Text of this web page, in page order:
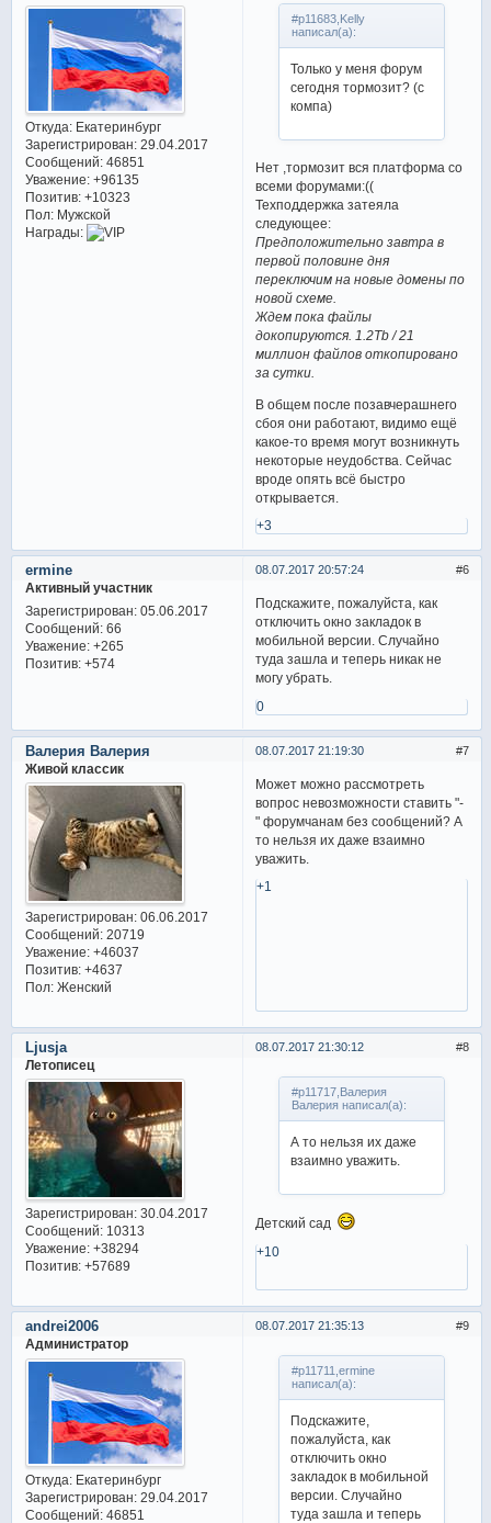
Откуда:Екатеринбург
Зарегистрирован: 29.04.2017
Сообщений:46851
Уважение: +96135
Позитив: +10323
Пол:Мужской
Награды:
#p11683,Kelly
написал(а):
Только у меня форум
сегодня тормозит? (с
компа)
Нет ,тормозит вся платформа со
всеми форумами:((
Техподдержка затеяла
следующее:
Предположительно завтра в
первой половине дня
переключим на новые домены по
новой схеме.
Ждем пока файлы
докопируются. 1.2Tb / 21
миллион файлов откопировано
за сутки.
В общем после позавчерашнего
сбоя они работают, видимо ещё
какое-то время могут возникнуть
некоторые неудобства. Сейчас
вроде опять всё быстро
открывается.
+3
6
08.07.2017 20:57:24
ermine
Активный участник
Зарегистрирован: 05.06.2017
Сообщений:66
Уважение: +265
Позитив: +574
Подскажите, пожалуйста, как
отключить окно закладок в
мобильной версии. Случайно
туда зашла и теперь никак не
могу убрать.
0
7
08.07.2017 21:19:30
Валерия Валерия
Живой классик
Зарегистрирован: 06.06.2017
Сообщений:20719
Уважение: +46037
Позитив: +4637
Пол:Женский
Может можно рассмотреть
вопрос невозможности ставить "-
" форумчанам без сообщений? А
то нельзя их даже взаимно
уважить.
+1
8
08.07.2017 21:30:12
Ljusja
Летописец
Зарегистрирован: 30.04.2017
Сообщений:10313
Уважение: +38294
Позитив: +57689
#p11717,Валерия
Валерия написал(а):
А то нельзя их даже
взаимно уважить.
Детский сад
+10
9
08.07.2017 21:35:13
andrei2006
Администратор
Откуда:Екатеринбург
Зарегистрирован: 29.04.2017
Сообщений:46851
#p11711,ermine
написал(а):
Подскажите,
пожалуйста, как
отключить окно
закладок в мобильной
версии. Случайно
туда зашла и теперь